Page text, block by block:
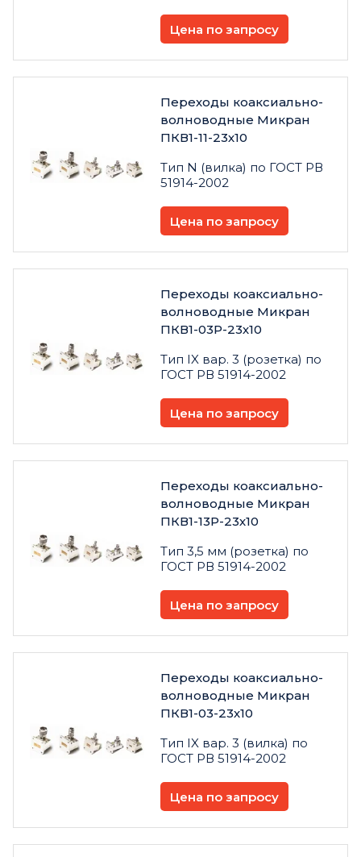
Цена по запросу
Переходы коаксиально-
волноводные Микран
ПКВ1-11-23х10
Тип N (вилка) по ГОСТ РВ
51914-2002
Цена по запросу
Переходы коаксиально-
волноводные Микран
ПКВ1-03Р-23х10
Тип IX вар. 3 (розетка) по
ГОСТ РВ 51914-2002
Цена по запросу
Переходы коаксиально-
волноводные Микран
ПКВ1-13Р-23х10
Тип 3,5 мм (розетка) по
ГОСТ РВ 51914-2002
Цена по запросу
Переходы коаксиально-
волноводные Микран
ПКВ1-03-23х10
Тип IX вар. 3 (вилка) по
ГОСТ РВ 51914-2002
Цена по запросу